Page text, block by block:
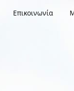
Επικοινωνία